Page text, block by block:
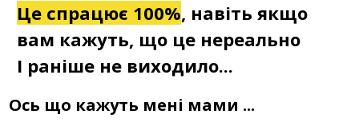
Це спрацює 100%, навіть якщо
вам кажуть, що це нереально
І раніше не виходило...
Ось що кажуть мені мами ...